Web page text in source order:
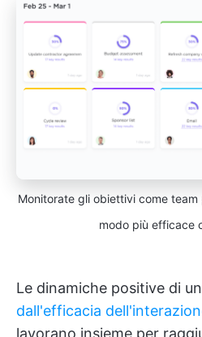
Monitorate gli obiettivi come
modo più efficace
Le dinamiche positive di
dall'efficacia